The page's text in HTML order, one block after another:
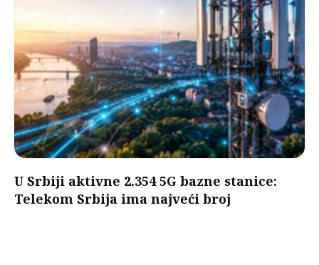
U Srbiji aktivne 2.354 5G bazne stanice:
Telekom Srbija ima najveći broj